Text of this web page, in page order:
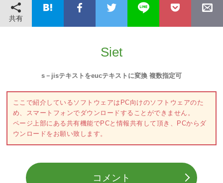
共有
Siet
s－jisテキストをeucテキストに変換 複数指定可
ここで紹介しているソフトウェアはPC向けのソフトウェアのた
め、スマートフォンでダウンロードすることができません。
ページ上部にある共有機能でPCと情報共有して頂き、PCからダ
ウンロードをお願い致します。
コメント